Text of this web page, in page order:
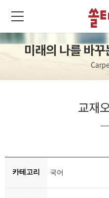
미래의 나를 바
교재
카테고리 국어